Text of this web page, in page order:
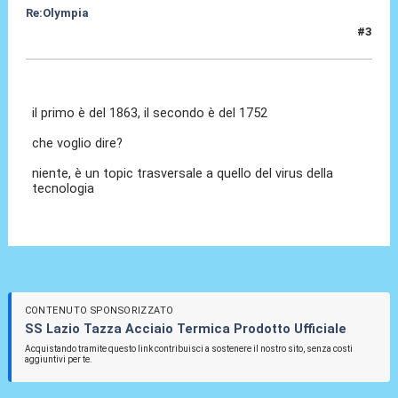
Re:Olympia
#3
il primo è del 1863, il secondo è del 1752
che voglio dire?
niente, è un topic trasversale a quello del virus della
tecnologia
CONTENUTO SPONSORIZZATO
SS Lazio Tazza Acciaio Termica Prodotto Ufficiale
Acquistando tramite questo link contribuisci a sostenere il nostro sito, senza costi
aggiuntivi per te.